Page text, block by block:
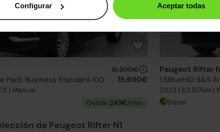
Configurar Aceptar todas
Pack Business Standard 100
| Manual
18.290€
15.690€
Desde 243€/mes
Peugeot Rifter
1.5BlueHDI S&S
2023 | 63.917km |
Diésel
de Peugeot Rifter N1